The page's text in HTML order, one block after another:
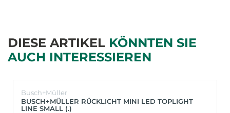
DIESE ARTIKEL KÖNNTEN SIE
AUCH INTERESSIEREN
Busch+Müller
BUSCH+MÜLLER RÜCKLICHT MINI LED TOPLIGHT
LINE SMALL (.)